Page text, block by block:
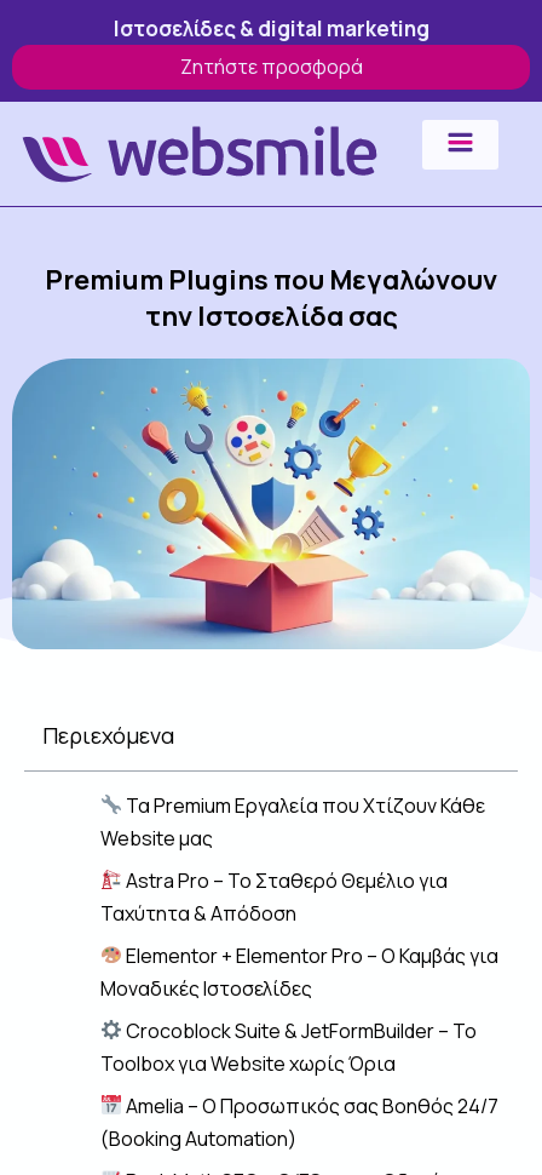
στο
περιεχόμενο
Ιστοσελίδες & digital marketing
Ζητήστε προσφορά
Premium Plugins που Μεγαλώνουν
την Ιστοσελίδα σας
Περιεχόμενα
Τα Premium Εργαλεία που Χτίζουν Κάθε
Website μας
Astra Pro – Το Σταθερό Θεμέλιο για
Ταχύτητα & Απόδοση
Elementor + Elementor Pro – Ο Καμβάς για
Μοναδικές Ιστοσελίδες
Crocoblock Suite & JetFormBuilder – Το
Toolbox για Website χωρίς Όρια
Amelia – Ο Προσωπικός σας Βοηθός 24/7
(Booking Automation)